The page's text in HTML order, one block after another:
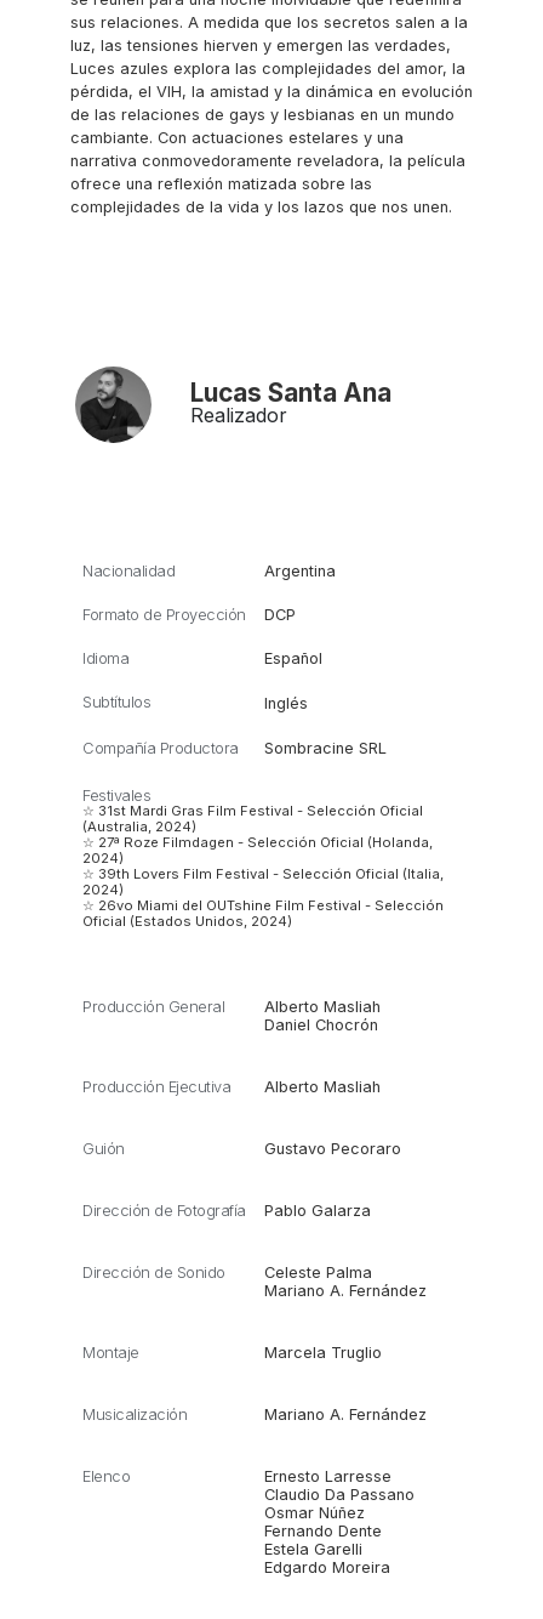
sus relaciones. A medida que los secretos salen a la
luz, las tensiones hierven y emergen las verdades,
Luces azules explora las complejidades del amor, la
pérdida, el VIH, la amistad y la dinámica en evolución
de las relaciones de gays y lesbianas en un mundo
cambiante. Con actuaciones estelares y una
narrativa conmovedoramente reveladora, la película
ofrece una reflexión matizada sobre las
complejidades de la vida y los lazos que nos unen.
Lucas Santa Ana
Realizador
Nacionalidad Argentina
Formato de Proyección DCP
Idioma Español
Subtítulos Inglés
Compañía Productora Sombracine SRL
Festivales
☆ 31st Mardi Gras Film Festival - Selección Oficial
(Australia, 2024)
☆ 27ª Roze Filmdagen - Selección Oficial (Holanda,
2024)
☆ 39th Lovers Film Festival - Selección Oficial (Italia,
2024)
☆ 26vo Miami del OUTshine Film Festival - Selección
Oficial (Estados Unidos, 2024)
Producción General
Alberto Masliah
Daniel Chocrón
Producción Ejecutiva Alberto Masliah
Guión Gustavo Pecoraro
Dirección de Fotografía Pablo Galarza
Dirección de Sonido
Celeste Palma
Mariano A. Fernández
Montaje Marcela Truglio
Musicalización Mariano A. Fernández
Elenco
Ernesto Larresse
Claudio Da Passano
Osmar Núñez
Fernando Dente
Estela Garelli
Edgardo Moreira